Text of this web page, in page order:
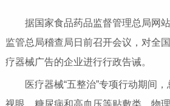
据国家食品药品监督管理总局网站
监管总局稽查局日前召开会议，对全
疗器械广告的企业进行行政告诫。
医疗器械“五整治”专项行动期间，